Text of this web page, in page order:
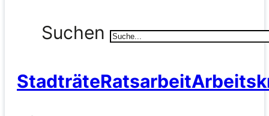
Suchen
StadträteRatsarbeit